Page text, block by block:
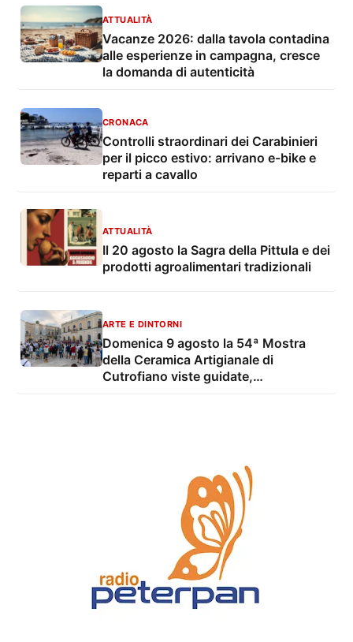
ATTUALITÀ
Vacanze 2026: dalla tavola contadina
alle esperienze in campagna, cresce
la domanda di autenticità
CRONACA
Controlli straordinari dei Carabinieri
per il picco estivo: arrivano e-bike e
reparti a cavallo
ATTUALITÀ
Il 20 agosto la Sagra della Pittula e dei
prodotti agroalimentari tradizionali
ARTE E DINTORNI
Domenica 9 agosto la 54ª Mostra
della Ceramica Artigianale di
Cutrofiano viste guidate,